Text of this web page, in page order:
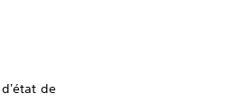
d'état de